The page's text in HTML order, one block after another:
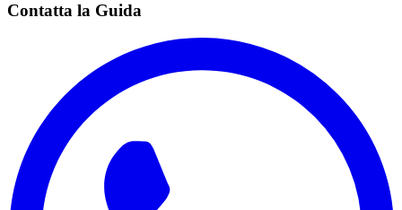
Contatta la Guida